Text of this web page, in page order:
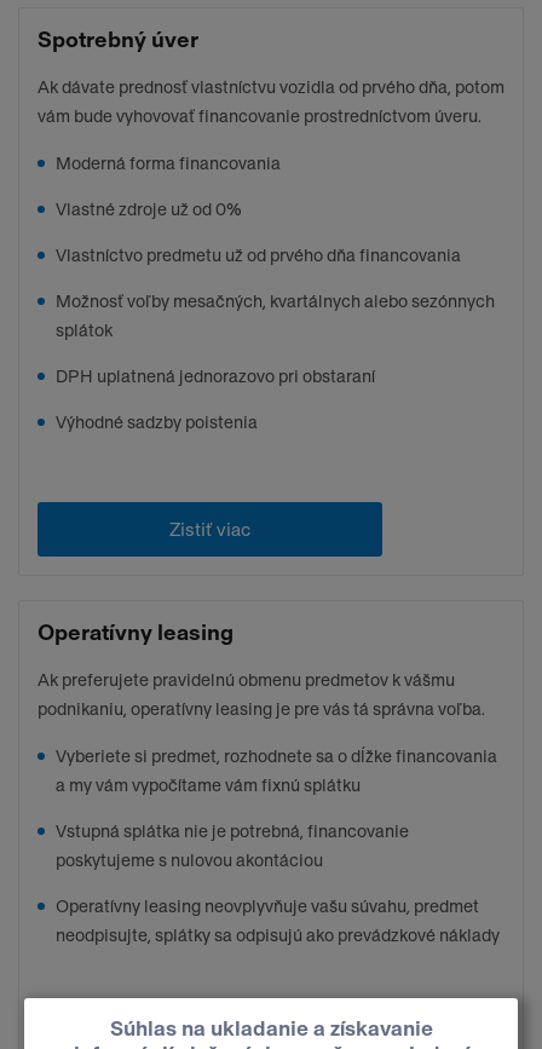
Spotrebný úver
Ak dávate prednosť vlastníctvu vozidla od prvého dňa, potom
vám bude vyhovovať financovanie prostredníctvom úveru.
Moderná forma financovania
Vlastné zdroje už od 0%
Vlastníctvo predmetu už od prvého dňa financovania
Možnosť voľby mesačných, kvartálnych alebo sezónnych
splátok
DPH uplatnená jednorazovo pri obstaraní
Výhodné sadzby poistenia
Zistiť viac
Operatívny leasing
Ak preferujete pravidelnú obmenu predmetov k vášmu
podnikaniu, operatívny leasing je pre vás tá správna voľba.
Vyberiete si predmet, rozhodnete sa o dĺžke financovania
a my vám vypočítame vám fixnú splátku
Vstupná splátka nie je potrebná, financovanie
poskytujeme s nulovou akontáciou
Operatívny leasing neovplyvňuje vašu súvahu, predmet
neodpisujte, splátky sa odpisujú ako prevádzkové náklady